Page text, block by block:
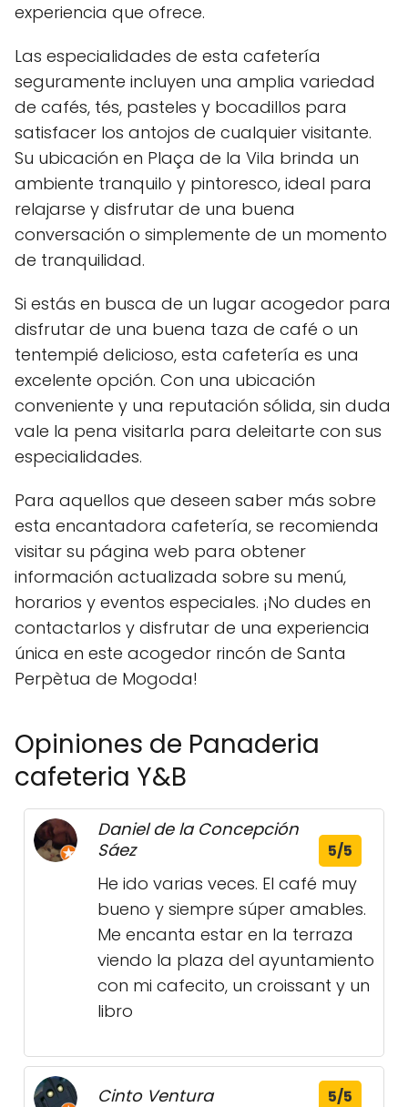
experiencia que ofrece.
Las especialidades de esta cafetería
seguramente incluyen una amplia variedad
de cafés, tés, pasteles y bocadillos para
satisfacer los antojos de cualquier visitante.
Su ubicación en Plaça de la Vila brinda un
ambiente tranquilo y pintoresco, ideal para
relajarse y disfrutar de una buena
conversación o simplemente de un momento
de tranquilidad.
Si estás en busca de un lugar acogedor para
disfrutar de una buena taza de café o un
tentempié delicioso, esta cafetería es una
excelente opción. Con una ubicación
conveniente y una reputación sólida, sin duda
vale la pena visitarla para deleitarte con sus
especialidades.
Para aquellos que deseen saber más sobre
esta encantadora cafetería, se recomienda
visitar su página web para obtener
información actualizada sobre su menú,
horarios y eventos especiales. ¡No dudes en
contactarlos y disfrutar de una experiencia
única en este acogedor rincón de Santa
Perpètua de Mogoda!
Opiniones de Panaderia
cafeteria Y&B
Daniel de la Concepción
Sáez
5/5
He ido varias veces. El café muy
bueno y siempre súper amables.
Me encanta estar en la terraza
viendo la plaza del ayuntamiento
con mi cafecito, un croissant y un
libro
Cinto Ventura 5/5